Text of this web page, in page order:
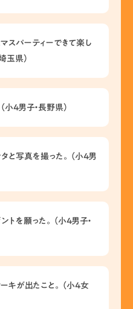
スパーティーできて楽し
玉県）
小4男子・長野県）
と写真を撮った。（小4男
トを願った。（小4男子・
キが出たこと。（小4女